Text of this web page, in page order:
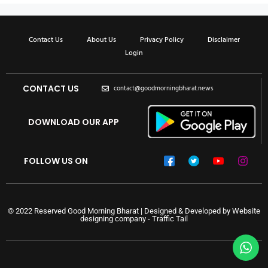
Contact Us About Us Privacy Policy
Disclaimer
Login
CONTACT US contact@goodmorningbharat.news
DOWNLOAD OUR APP
FOLLOW US ON
© 2022 Reserved Good Morning Bharat | Designed & Developed by Website
designing company - Traffic Tail